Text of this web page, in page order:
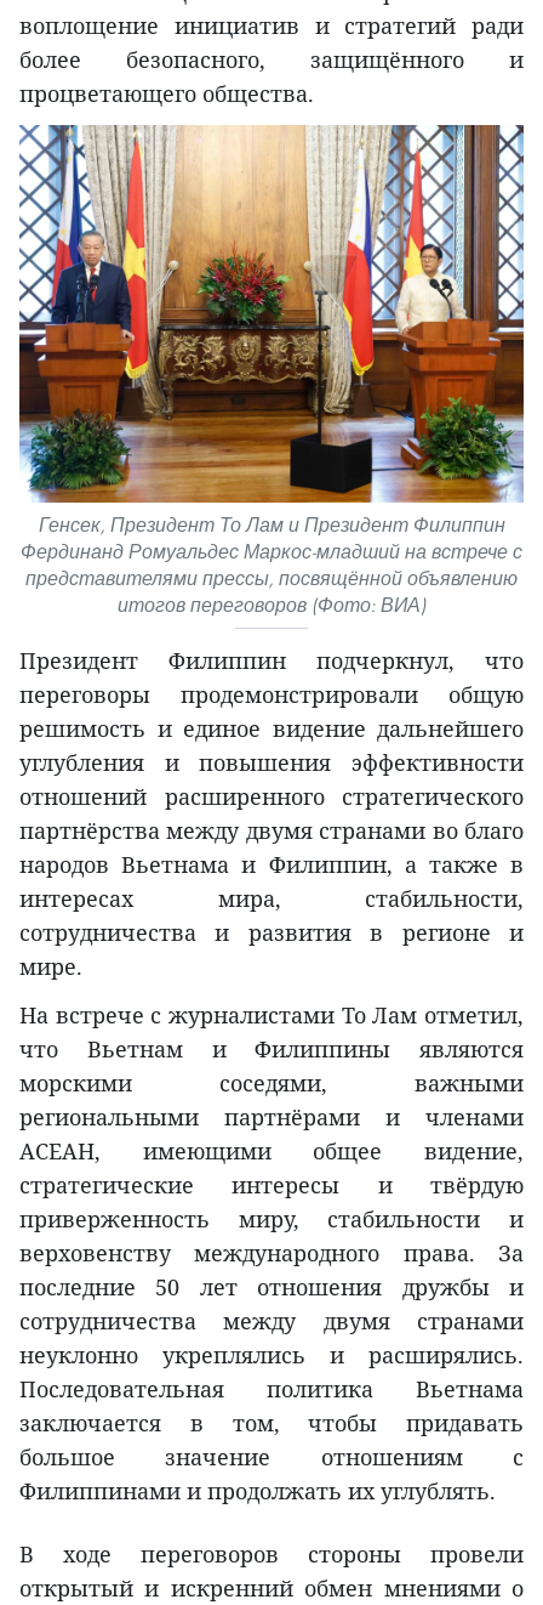
воплощение инициатив и стратегий ради
более безопасного, защищённого и
процветающего общества.
Генсек, Президент То Лам и Президент Филиппин
Фердинанд Ромуальдес Маркос-младший на встрече с
представителями прессы, посвящённой объявлению
итогов переговоров (Фото: ВИА)
Президент Филиппин подчеркнул, что
переговоры продемонстрировали общую
решимость и единое видение дальнейшего
углубления и повышения эффективности
отношений расширенного стратегического
партнёрства между двумя странами во благо
народов Вьетнама и Филиппин, а также в
интересах мира, стабильности,
сотрудничества и развития в регионе и
мире.
На встрече с журналистами То Лам отметил,
что Вьетнам и Филиппины являются
морскими соседями, важными
региональными партнёрами и членами
АСЕАН, имеющими общее видение,
стратегические интересы и твёрдую
приверженность миру, стабильности и
верховенству международного права. За
последние 50 лет отношения дружбы и
сотрудничества между двумя странами
неуклонно укреплялись и расширялись.
Последовательная политика Вьетнама
заключается в том, чтобы придавать
большое значение отношениям с
Филиппинами и продолжать их углублять.
В ходе переговоров стороны провели
открытый и искренний обмен мнениями о